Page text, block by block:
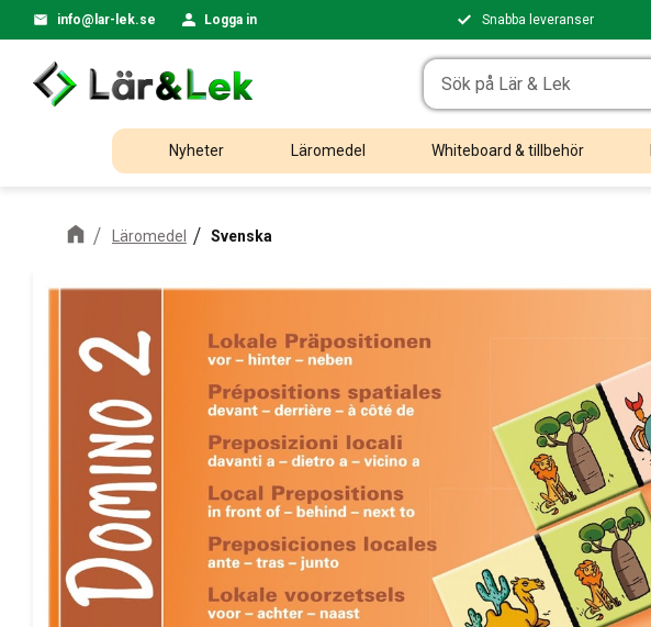
info@lar-lek.se Logga in Snabba leveranser
Nyheter Läromedel Whiteboard & tillbehör
Läromedel Svenska